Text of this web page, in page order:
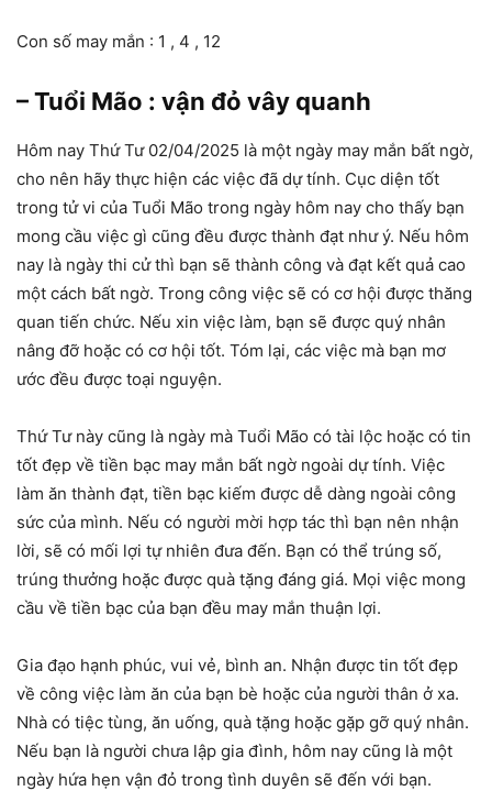
Con số may mắn : 1 , 4 , 12
– Tuổi Mão : vận đỏ vây quanh
Hôm nay Thứ Tư 02/04/2025 là một ngày may mắn bất ngờ,
cho nên hãy thực hiện các việc đã dự tính. Cục diện tốt
trong tử vi của Tuổi Mão trong ngày hôm nay cho thấy bạn
mong cầu việc gì cũng đều được thành đạt như ý. Nếu hôm
nay là ngày thi cử thì bạn sẽ thành công và đạt kết quả cao
một cách bất ngờ. Trong công việc sẽ có cơ hội được thăng
quan tiến chức. Nếu xin việc làm, bạn sẽ được quý nhân
nâng đỡ hoặc có cơ hội tốt. Tóm lại, các việc mà bạn mơ
ước đều được toại nguyện.
Thứ Tư này cũng là ngày mà Tuổi Mão có tài lộc hoặc có tin
tốt đẹp về tiền bạc may mắn bất ngờ ngoài dự tính. Việc
làm ăn thành đạt, tiền bạc kiếm được dễ dàng ngoài công
sức của mình. Nếu có người mời hợp tác thì bạn nên nhận
lời, sẽ có mối lợi tự nhiên đưa đến. Bạn có thể trúng số,
trúng thưởng hoặc được quà tặng đáng giá. Mọi việc mong
cầu về tiền bạc của bạn đều may mắn thuận lợi.
Gia đạo hạnh phúc, vui vẻ, bình an. Nhận được tin tốt đẹp
về công việc làm ăn của bạn bè hoặc của người thân ở xa.
Nhà có tiệc tùng, ăn uống, quà tặng hoặc gặp gỡ quý nhân.
Nếu bạn là người chưa lập gia đình, hôm nay cũng là một
ngày hứa hẹn vận đỏ trong tình duyên sẽ đến với bạn.